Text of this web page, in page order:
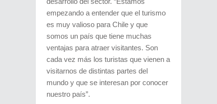
empezando a entender que el turismo
es muy valioso para Chile y que
somos un país que tiene muchas
ventajas para atraer visitantes. Son
cada vez más los turistas que vienen a
visitarnos de distintas partes del
mundo y que se interesan por conocer
nuestro país”.